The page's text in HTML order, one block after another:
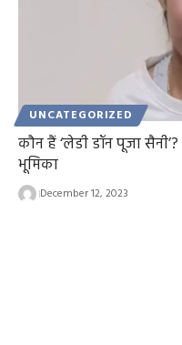
UNCATEGORIZED
कौन हैं ‘लेडी डॉन पूजा
भूमिका
December 12, 2023